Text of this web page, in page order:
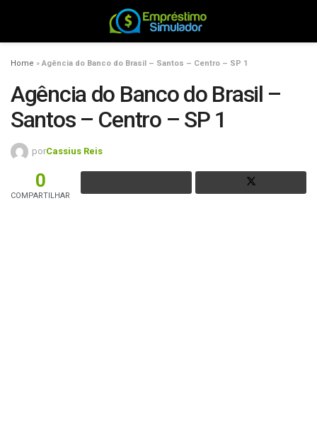
Home » Agência do Banco do Brasil – Santos – Centro – SP 1
Agência do Banco do Brasil –
Santos – Centro – SP 1
porCassius Reis
0
COMPARTILHAR